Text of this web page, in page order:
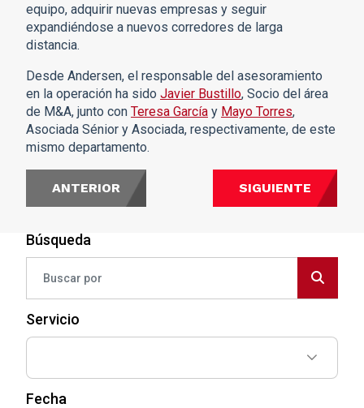
Búsqueda
Servicio
Fecha
equipo, adquirir nuevas empresas y seguir
expandiéndose a nuevos corredores de larga
distancia.
Desde Andersen, el responsable del asesoramiento
en la operación ha sido Javier Bustillo, Socio del área
de M&A, junto con Teresa García y Mayo Torres,
Asociada Sénior y Asociada, respectivamente, de este
mismo departamento.
ANTERIOR SIGUIENTE